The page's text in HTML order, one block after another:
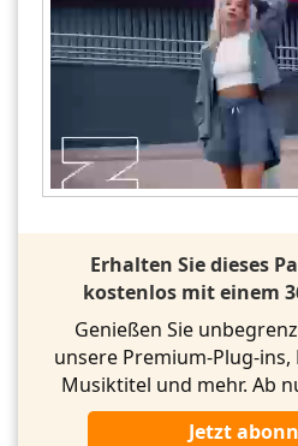
Erhalten Sie dieses
kostenlos mit einem
Genießen Sie
unsere Premium-Plug-ins,
Musiktitel und mehr. Ab
Jetzt